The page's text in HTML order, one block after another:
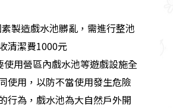
製造戲水池髒亂，需進行整池
清潔費1000元
使用營區內戲水池等遊戲設施全
使用，以防不當使用發生危險
行為，戲水池為大自然戶外開